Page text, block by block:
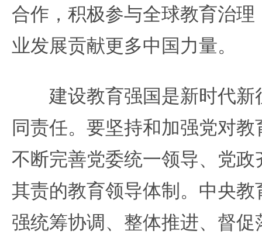
合作，积极参与全球教育治
业发展贡献更多中国力量。
建设教育强国是新时代新
同责任。要坚持和加强党对
不断完善党委统一领导、党
其责的教育领导体制。中央
强统筹协调、整体推进、督